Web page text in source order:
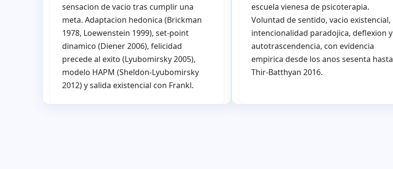
sensacion de vacio tras cumplir una
meta. Adaptacion hedonica (Brickman
1978, Loewenstein 1999), set-point
dinamico (Diener 2006), felicidad
precede al exito (Lyubomirsky 2005),
modelo HAPM (Sheldon-Lyubomirsky
2012) y salida existencial con Frankl.
escuela vienesa de psicoterapia.
Voluntad de sentido, vacio existencial,
intencionalidad paradojica, deflexion y
autotrascendencia, con evidencia
empirica desde los anos sesenta hasta
Thir-Batthyan 2016.